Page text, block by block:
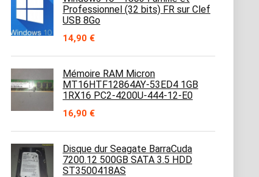
35,90 €.32,90 €.
Professionnel (32 bits) FR sur Clef
USB 8Go
14,90 €
Mémoire RAM Micron
MT16HTF12864AY-53ED4 1GB
1RX16 PC2-4200U-444-12-E0
16,90 €
Disque dur Seagate BarraCuda
7200.12 500GB SATA 3.5 HDD
ST3500418AS